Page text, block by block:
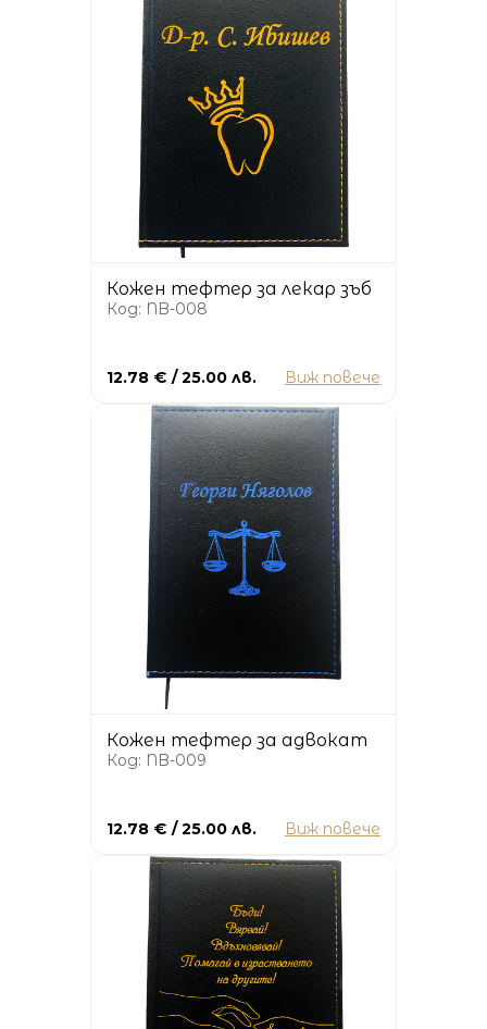
Кожен тефтер за лекар зъб
Код: NB-008
12.78 € / 25.00 лв. Виж повече
Кожен тефтер за адвокат
Код: NB-009
12.78 € / 25.00 лв. Виж повече